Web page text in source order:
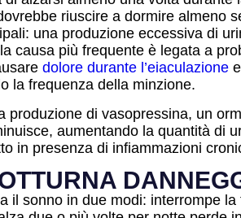
riuscire a dormire
una produzione eccessiva di
causa più frequente è legata a
dolore durante l’eiaculazione
la frequenza della minzione.
produzione di vasopressina, un
aumentando la quantità
in presenza di infiammazioni
il sonno in due modi: interrompe